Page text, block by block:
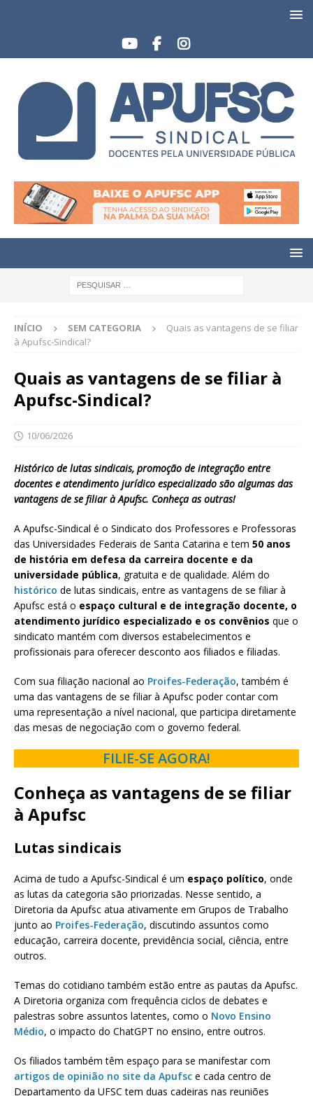
INÍCIO SEM CATEGORIA
Quais as vantagens de se filiar
à Apufsc-Sindical?
Quais as vantagens de se filiar à
Apufsc-Sindical?
10/06/2026
Histórico de lutas sindicais, promoção de integração entre
docentes e atendimento jurídico especializado são algumas das
vantagens de se filiar à Apufsc. Conheça as outras!
A Apufsc-Sindical é o Sindicato dos Professores e Professoras
das Universidades Federais de Santa Catarina e tem 50 anos
de história em defesa da carreira docente e da
universidade pública, gratuita e de qualidade. Além do
histórico de lutas sindicais, entre as vantagens de se filiar à
Apufsc está o espaço cultural e de integração docente, o
atendimento jurídico especializado e os convênios que o
sindicato mantém com diversos estabelecimentos e
profissionais para oferecer desconto aos filiados e filiadas.
Com sua filiação nacional ao Proifes-Federação, também é
uma das vantagens de se filiar à Apufsc poder contar com
uma representação a nível nacional, que participa diretamente
das mesas de negociação com o governo federal.
FILIE-SE AGORA!
Conheça as vantagens de se filiar
à Apufsc
Lutas sindicais
Acima de tudo a Apufsc-Sindical é um espaço político, onde
as lutas da categoria são priorizadas. Nesse sentido, a
Diretoria da Apufsc atua ativamente em Grupos de Trabalho
junto ao Proifes-Federação, discutindo assuntos como
educação, carreira docente, previdência social, ciência, entre
outros.
Temas do cotidiano também estão entre as pautas da Apufsc.
A Diretoria organiza com frequência ciclos de debates e
palestras sobre assuntos latentes, como o Novo Ensino
Médio, o impacto do ChatGPT no ensino, entre outros.
Os filiados também têm espaço para se manifestar com
artigos de opinião no site da Apufsc e cada centro de
Departamento da UFSC tem duas cadeiras nas reuniões